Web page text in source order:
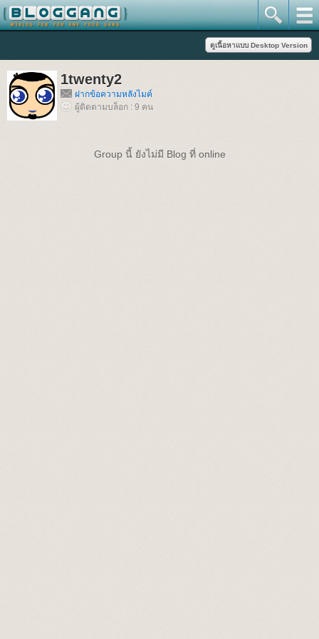
1twenty2
ฝากข้อความหลังไมค์
ผู้ติดตามบล็อก : 9 คน
Group นี้ ยังไม่มี Blog ที่ online